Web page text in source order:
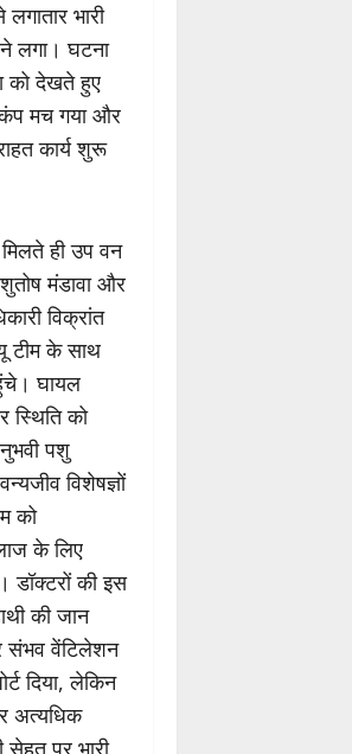
भारी
लगा। घटना
को देखते हुए
मच गया और
कार्य शुरू
ही उप वन
मंडावा और
विक्रांत
टीम के साथ
घायल
स्थिति को
पशु
विशेषज्ञों
को
के लिए
डॉक्टरों की इस
की जान
संभव वेंटिलेशन
दिया, लेकिन
अत्यधिक